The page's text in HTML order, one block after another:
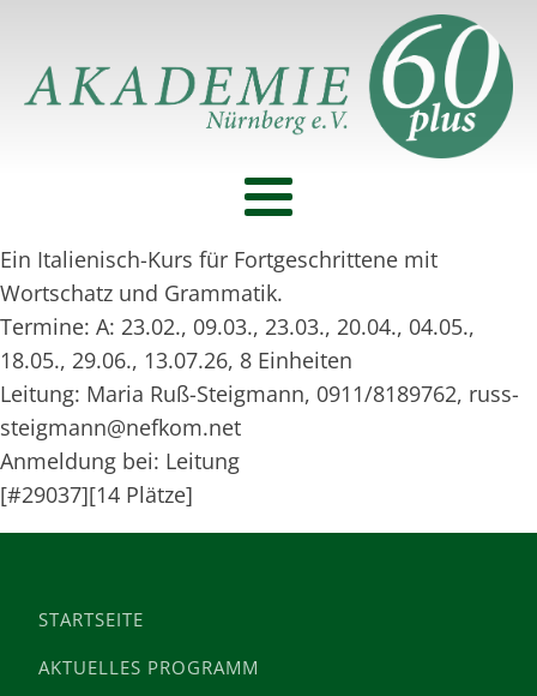
Ein Italienisch-Kurs für Fortgeschrittene mit
Wortschatz und Grammatik.
Termine: A: 23.02., 09.03., 23.03., 20.04., 04.05.,
18.05., 29.06., 13.07.26, 8 Einheiten
Leitung: Maria Ruß-Steigmann, 0911/8189762, russ-
steigmann@nefkom.net
Anmeldung bei: Leitung
[#29037][14 Plätze]
STARTSEITE
AKTUELLES PROGRAMM